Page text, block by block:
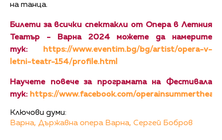
на танца.
Билети за всички спектакли от Опера в Летния
Театър - Варна 2024 можете да намерите
тук:
https://www.eventim.bg/bg/artist/opera-v-
letni-teatr-154/profile.html
Научете повече за програмата на Фестивала
тук: https://www.facebook.com/
Ключови думи:
Варна, Държавна опера Варна, Сергей Бобров